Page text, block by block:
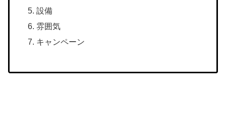
設備
雰囲気
キャンペーン